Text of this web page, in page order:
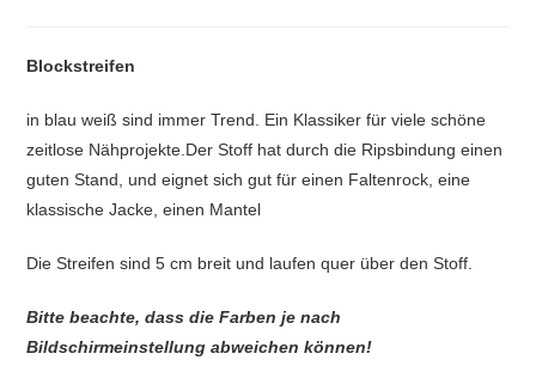
Blockstreifen
in blau weiß sind immer Trend. Ein Klassiker für viele schöne
zeitlose Nähprojekte.Der Stoff hat durch die Ripsbindung einen
guten Stand, und eignet sich gut für einen Faltenrock, eine
klassische Jacke, einen Mantel
Die Streifen sind 5 cm breit und laufen quer über den Stoff.
Bitte beachte, dass die Farben je nach
Bildschirmeinstellung abweichen können!